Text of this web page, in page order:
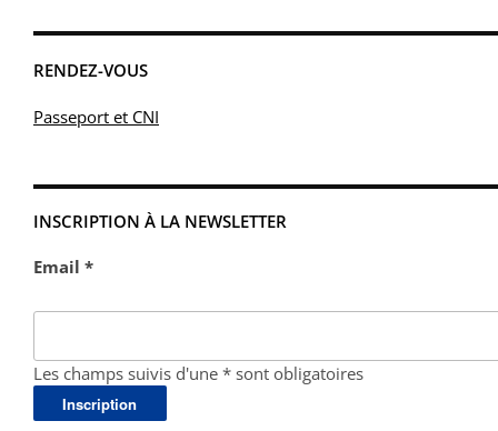
RENDEZ-VOUS
Passeport et CNI
INSCRIPTION À LA NEWSLETTER
Email *
Les champs suivis d'une * sont obligatoires